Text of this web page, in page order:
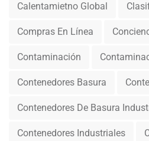
Calentamietno Global
Compras En Línea
Contaminación
Contenedores Basura
Contenedores De Basura
Contenedores Industriales